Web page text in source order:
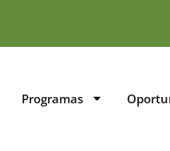
Programas